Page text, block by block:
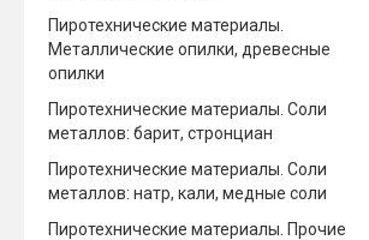
Пиротехнические материалы.
Металлические опилки, древесные
опилки
Пиротехнические материалы. Соли
металлов: барит, стронциан
Пиротехнические материалы. Соли
металлов: натр, кали, медные соли
Пиротехнические материалы. Прочие